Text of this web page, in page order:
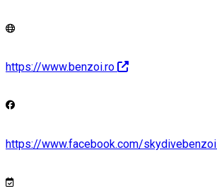
https://www.benzoi.ro
https://www.facebook.com/skydivebenzoi